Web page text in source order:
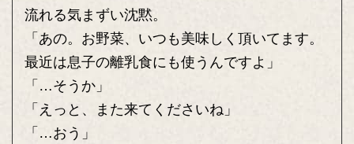
流れる気まずい沈黙。
「あの。お野菜、いつも美味しく頂いてます。
最近は息子の離乳食にも使うんですよ」
「…そうか」
「えっと、また来てくださいね」
「…おう」